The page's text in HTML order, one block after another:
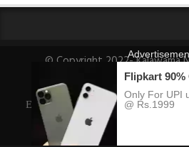
© Copyright 2022- Kalawama
About Us Fact-Checking
Ethics Policy Ownership,
Corrections Policy